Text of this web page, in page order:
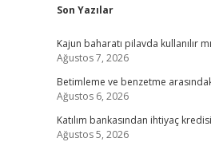
Sidebar
Son Yazılar
Kajun baharatı pilavda kullanılır
Ağustos 7, 2026
Betimleme ve benzetme
Ağustos 6, 2026
Katılım bankasından ihtiyaç
Ağustos 5, 2026